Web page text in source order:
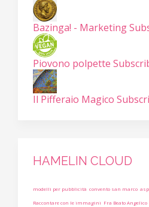
Bazinga! - Marketing
Piovono polpette
Il Pifferaio Magico
HAMELIN CLOUD
modelli per pubblicità convento san marco
Raccontare con le immagini Fra Beato Angelico